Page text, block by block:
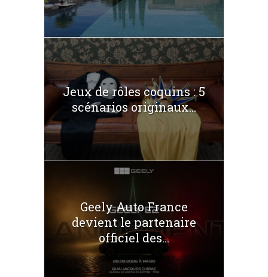
Jeux de rôles coquins : 5
scénarios originaux...
Geely Auto France
devient le partenaire
officiel des...